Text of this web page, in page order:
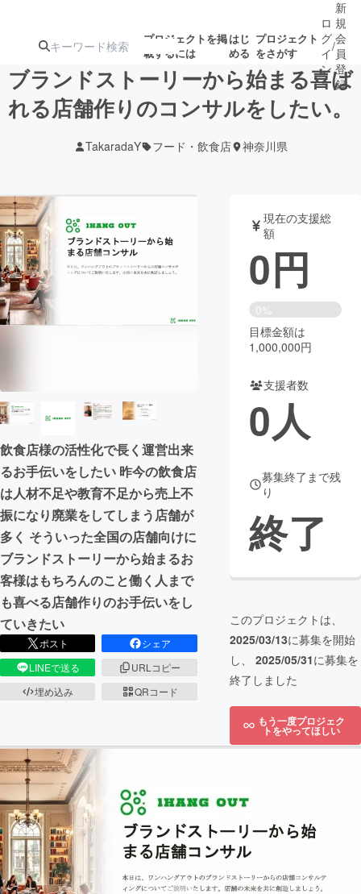
プロジェクトを掲
載するには
はじ
める
プロジェクト
をさがす
ターン
ジェクト
募集終了が近いプ
ロジェクト
音楽
テクノロジー・ガジェット ゲーム・サ
書籍・雑誌
チャレンジ
CAMPFIRE for Social Good
CAMPFIRE Creation
CAMPFIREふるさと納税machi-ya
ロ
グ
イ
ン
/
新
規
会
員
登
録
ブランドストーリーから始まる喜ば
れる店舗作りのコンサルをしたい。
TakaradaY フード・飲食店 神奈川県
飲食店様の活性化で長く運営出来
るお手伝いをしたい 昨今の飲食店
は人材不足や教育不足から売上不
振になり廃業をしてしまう店舗が
多く そういった全国の店舗向けに
ブランドストーリーから始まるお
客様はもちろんのこと働く人まで
も喜べる店舗作りのお手伝いをし
ていきたい
ポスト
シェア
LINEで送る
URLコピー
埋め込み
QRコード
現在の支援総
額
0円
0%
目標金額は
1,000,000円
支援者数
0人
募集終了まで残
り
終了
このプロジェクトは、
2025/03/13に募集を開始
し、 2025/05/31に募集を
終了しました
もう一度プロジェク
トをやってほしい